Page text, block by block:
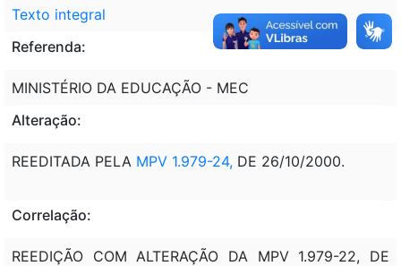
Texto integral
Referenda:
MINISTÉRIO DA EDUCAÇÃO - MEC
Alteração:
REEDITADA PELA MPV 1.979-24, DE 26/10/2000.
Correlação:
REEDIÇÃO COM ALTERAÇÃO DA MPV 1.979-22, DE